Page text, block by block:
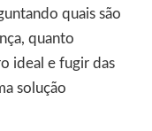
quais são
quanto
ideal e fugir das
solução